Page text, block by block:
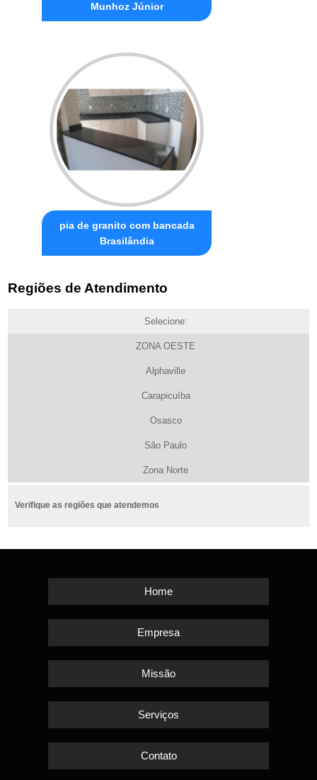
Munhoz Júnior
pia de granito com bancada
Brasilândia
Regiões de Atendimento
Selecione:
ZONA OESTE
Alphaville
Carapicuíba
Osasco
São Paulo
Zona Norte
Verifique as regiões que atendemos
Home
Empresa
Missão
Serviços
Contato